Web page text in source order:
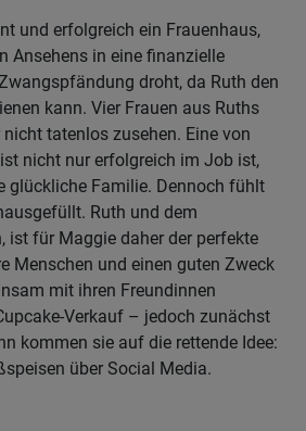
und erfolgreich ein Frauenhaus,
Ansehens in eine finanzielle
droht, da Ruth den
kann. Vier Frauen aus Ruths
tatenlos zusehen. Eine von
nicht nur erfolgreich im Job ist,
glückliche Familie. Dennoch fühlt
Ruth und dem
ist für Maggie daher der perfekte
Menschen und einen guten Zweck
mit ihren Freundinnen
Verkauf – jedoch zunächst
kommen sie auf die rettende Idee:
über Social Media.